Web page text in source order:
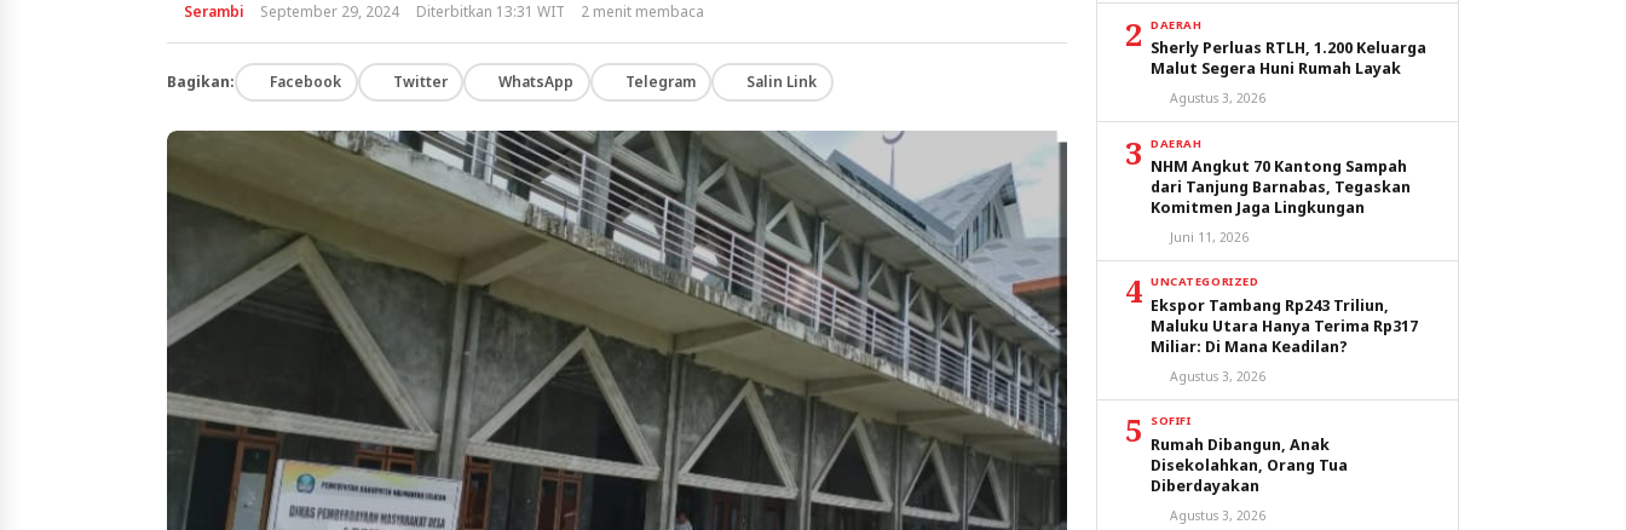
Serambi September 29, 2024 Diterbitkan 13:31 WIT 2 menit membaca
Bagikan: Facebook Twitter WhatsApp Telegram Salin Link
2 DAERAH
Sherly Perluas RTLH, 1.200 Keluarga
Malut Segera Huni Rumah Layak
Agustus 3, 2026
3 DAERAH
NHM Angkut 70 Kantong Sampah
dari Tanjung Barnabas, Tegaskan
Komitmen Jaga Lingkungan
Juni 11, 2026
4 UNCATEGORIZED
Ekspor Tambang Rp243 Triliun,
Maluku Utara Hanya Terima Rp317
Miliar: Di Mana Keadilan?
Agustus 3, 2026
5 SOFIFI
Rumah Dibangun, Anak
Disekolahkan, Orang Tua
Diberdayakan
Agustus 3, 2026